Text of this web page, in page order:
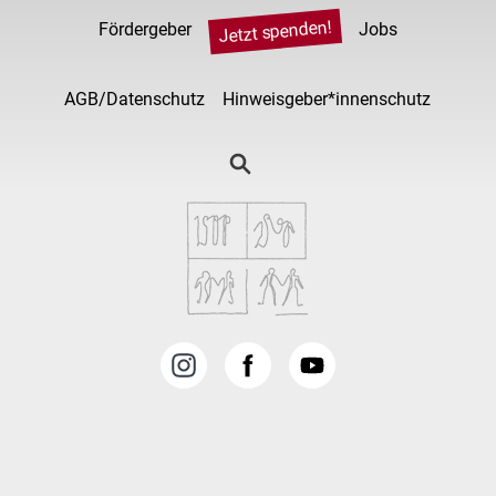
Fördergeber Jetzt spenden! Jobs
AGB/Datenschutz Hinweisgeber*innenschutz